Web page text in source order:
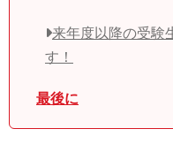
来年度以降の受験
す！
最後に